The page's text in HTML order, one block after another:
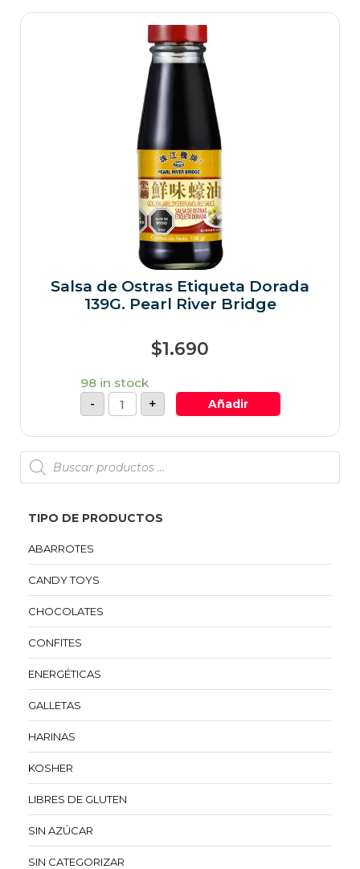
TIPO DE PRODUCTOS
ABARROTES
CANDY TOYS
CHOCOLATES
CONFITES
ENERGÉTICAS
GALLETAS
HARINAS
KOSHER
LIBRES DE GLUTEN
SIN AZÚCAR
SIN CATEGORIZAR
Salsa de Ostras Etiqueta Dorada
139G. Pearl River Bridge
$1.690
98 in stock
-
+ Añadir